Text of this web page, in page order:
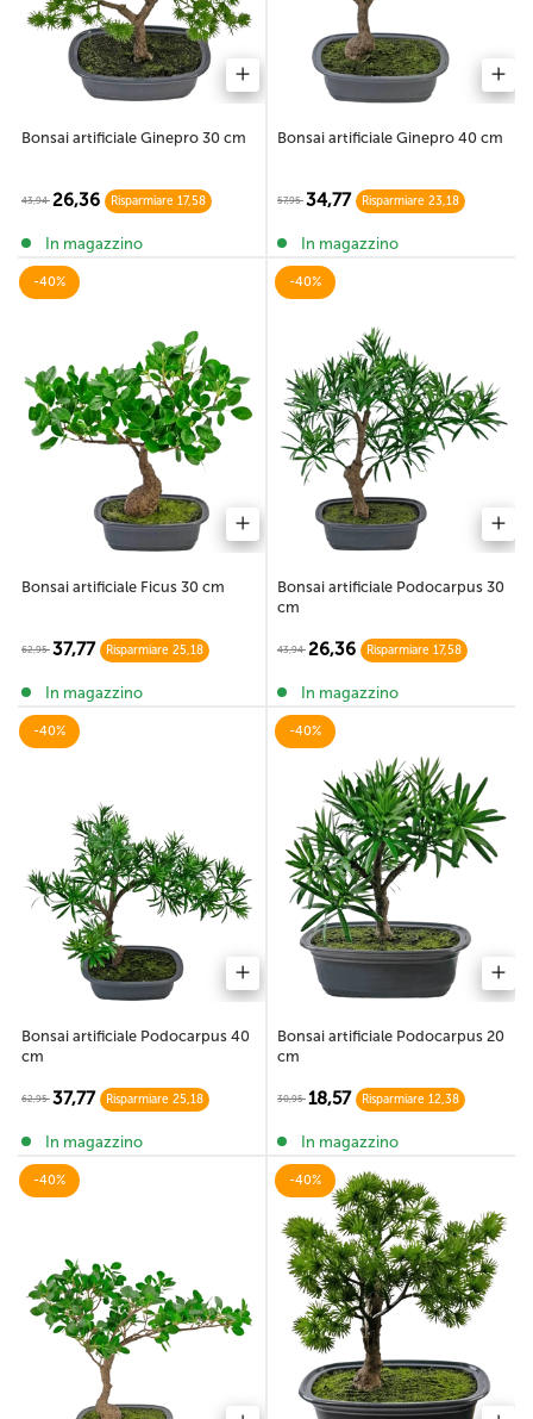
Bonsai artificiale Ginepro 30 cm
43,94 26,36 Risparmiare 17,58
In magazzino
Bonsai artificiale Ginepro 40 cm
57,95 34,77 Risparmiare 23,18
In magazzino
-40%
Bonsai artificiale Ficus 30 cm
62,95 37,77 Risparmiare 25,18
In magazzino
-40%
Bonsai artificiale Podocarpus 30
cm
43,94 26,36 Risparmiare 17,58
In magazzino
-40%
Bonsai artificiale Podocarpus 40
cm
62,95 37,77 Risparmiare 25,18
In magazzino
-40%
Bonsai artificiale Podocarpus 20
cm
30,95 18,57 Risparmiare 12,38
In magazzino
-40% -40%